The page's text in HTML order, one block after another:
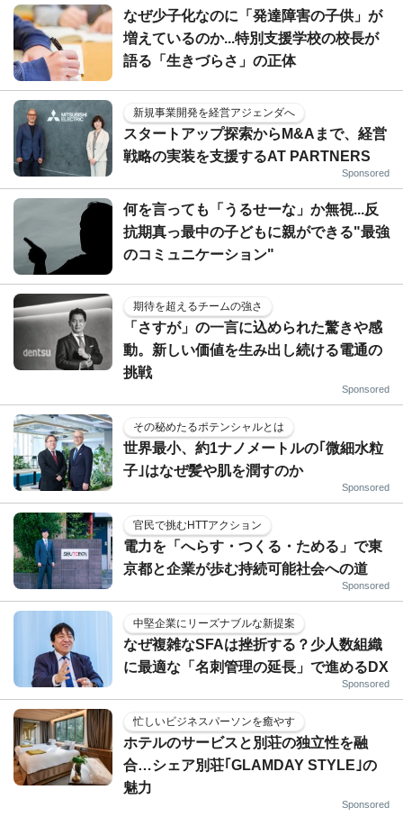
なぜ少子化なのに「発達障害の子供」が
増えているのか...特別支援学校の校長が
語る「生きづらさ」の正体
新規事業開発を経営アジェンダへ
スタートアップ探索からM&Aまで、経営
戦略の実装を支援するAT PARTNERS
Sponsored
何を言っても「うるせーな」か無視...反
抗期真っ最中の子どもに親ができる"最強
のコミュニケーション"
期待を超えるチームの強さ
「さすが」の一言に込められた驚きや感
動。新しい価値を生み出し続ける電通の
挑戦
Sponsored
その秘めたるポテンシャルとは
世界最小、約1ナノメートルの｢微細水粒
子｣はなぜ髪や肌を潤すのか
Sponsored
官民で挑むHTTアクション
電力を「へらす・つくる・ためる」で東
京都と企業が歩む持続可能社会への道
Sponsored
中堅企業にリーズナブルな新提案
なぜ複雑なSFAは挫折する？少人数組織
に最適な「名刺管理の延長」で進めるDX
Sponsored
忙しいビジネスパーソンを癒やす
ホテルのサービスと別荘の独立性を融
合…シェア別荘｢GLAMDAY STYLE｣の
魅力
Sponsored